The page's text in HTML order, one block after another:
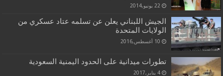
22 يونيو,2014
الجيش اللبناني يعلن عن تسلمه عتاد عسكري من
الولايات المتحدة
10 أغسطس,2016
تطورات ميدانية على الحدود اليمنية السعودية
4 يناير,2017